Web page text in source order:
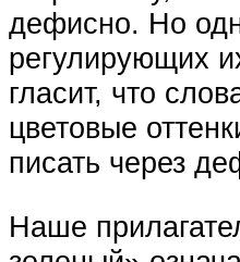
дефисно. Но
регулирующих
гласит, что
цветовые
писать через
Наше